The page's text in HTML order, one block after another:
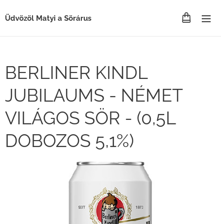
Üdvözöl Matyi a Sörárus
BERLINER KINDL
JUBILAUMS - NÉMET
VILÁGOS SÖR - (0,5L
DOBOZOS 5,1%)